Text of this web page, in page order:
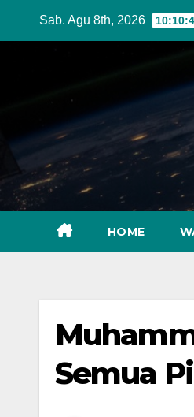
Sab. Agu 8th, 2026
HOME
Semua